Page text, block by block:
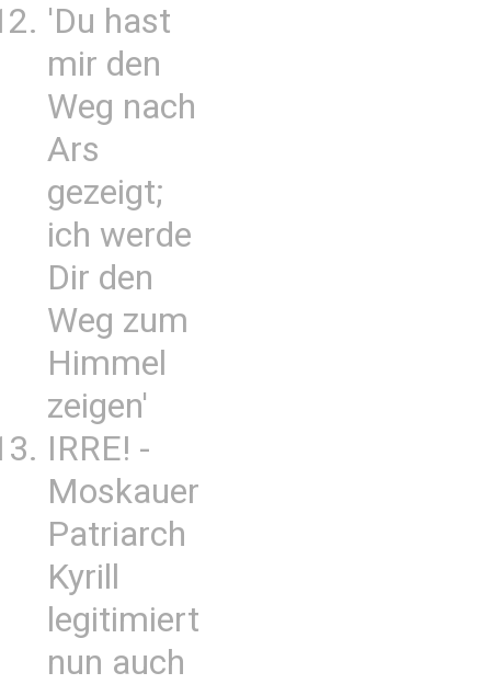
'Du hast
mir den
Weg nach
Ars
gezeigt;
ich werde
Dir den
Weg zum
Himmel
zeigen'
IRRE! -
Moskauer
Patriarch
Kyrill
legitimiert
nun auch